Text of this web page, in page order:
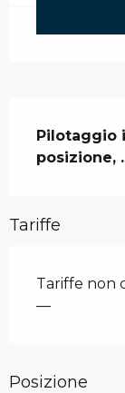
Pilotaggio
posizione,
Tariffe
Tariffe non
—
Posizione